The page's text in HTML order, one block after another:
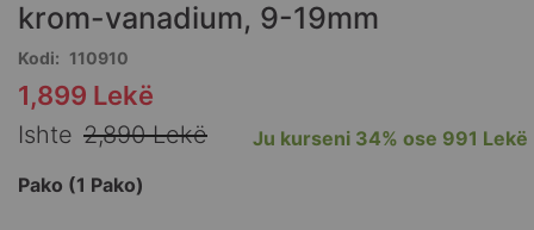
of
the
images
gallery
krom-vanadium, 9-19mm
Kodi
110910
Special
1,899 Lekë
Ishte 2,890 Lekë Ju kurseni 34% ose 991 Lekë
Pako (1 Pako)